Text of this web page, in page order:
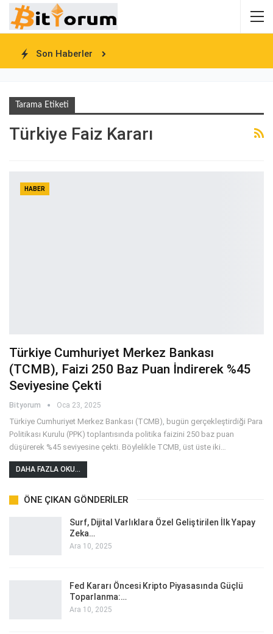
Son Haberler
Tarama Etiketi
Türkiye Faiz Kararı
HABER
Türkiye Cumhuriyet Merkez Bankası
(TCMB), Faizi 250 Baz Puan İndirerek %45
Seviyesine Çekti
Bityorum Oca 23, 2025
Türkiye Cumhuriyet Merkez Bankası (TCMB), bugün gerçekleştirdiği Para
Politikası Kurulu (PPK) toplantısında politika faizini 250 baz puan
düşürerek %45 seviyesine çekti. Böylelikle TCMB, üst üste iki…
DAHA FAZLA OKU...
ÖNE ÇIKAN GÖNDERILER
Surf, Dijital Varlıklara Özel Geliştirilen İlk Yapay
Zeka…
Ara 10, 2025
Fed Kararı Öncesi Kripto Piyasasında Güçlü
Toparlanma:…
Ara 10, 2025